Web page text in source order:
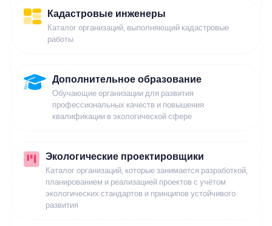
Кадастровые инженеры
Каталог организаций, выполняющий кадастровые
работы
Дополнительное образование
Обучающие организации для развития
профессиональных качеств и повышения
квалификации в экологической сфере
Экологические проектировщики
Каталог организаций, которые занимается разработкой,
планированием и реализацией проектов с учётом
экологических стандартов и принципов устойчивого
развития